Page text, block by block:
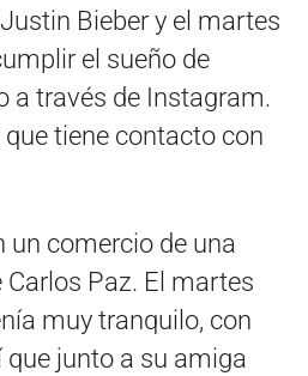
Bieber y el martes
el sueño de
a través de Instagram.
tiene contacto con
un comercio de una
Paz. El martes
muy tranquilo, con
que junto a su amiga